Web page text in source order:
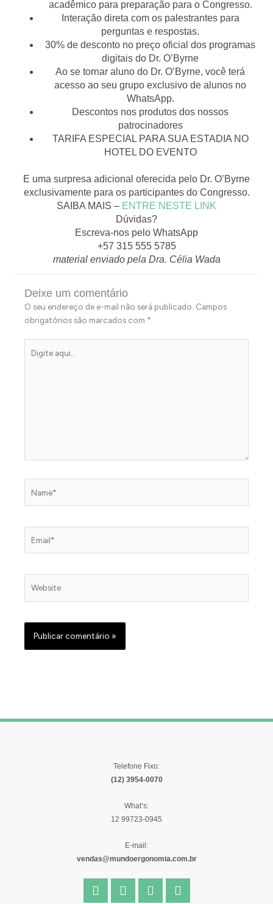
acadêmico para preparação para o Congresso.
Interação direta com os palestrantes para
perguntas e respostas.
30% de desconto no preço oficial dos programas
digitais do Dr. O’Byrne
Ao se tornar aluno do Dr. O’Byrne, você terá
acesso ao seu grupo exclusivo de alunos no
WhatsApp.
Descontos nos produtos dos nossos
patrocinadores
TARIFA ESPECIAL PARA SUA ESTADIA NO
HOTEL DO EVENTO
E uma surpresa adicional oferecida pelo Dr. O’Byrne
exclusivamente para os participantes do Congresso.
SAIBA MAIS – ENTRE NESTE LINK
Dúvidas?
Escreva-nos pelo WhatsApp
+57 315 ​​​​555 5785
material enviado pela Dra. Célia Wada
Deixe um comentário
O seu endereço de e-mail não será publicado. Campos
obrigatórios são marcados com *
aqui...
Telefone Fixo:
(12) 3954-0070
What’s:
12 99723-0945
E-mail:
vendas@mundoergonomia.com.br
F
a
I
n
Y
o
L
i